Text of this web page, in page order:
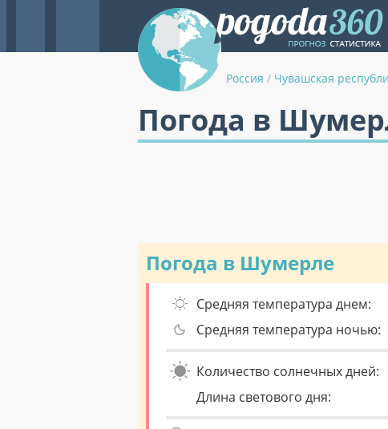
Россия / Чувашская
Погода в
Погода в Шумерле
Средняя температура днем:
Средняя температура ночью:
Количество солнечных дней:
Длина светового дня: